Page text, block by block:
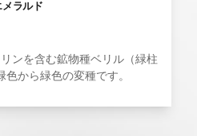
メラルド
ンを含む鉱物種ベリル（緑柱
から緑色の変種です。